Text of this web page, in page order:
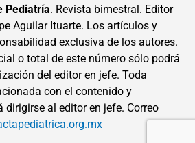
Pediatría. Revista bimestral. Editor
Aguilar Ituarte. Los artículos y
exclusiva de los autores.
o total de este número sólo podrá
del editor en jefe. Toda
con el contenido y
dirigirse al editor en jefe. Correo